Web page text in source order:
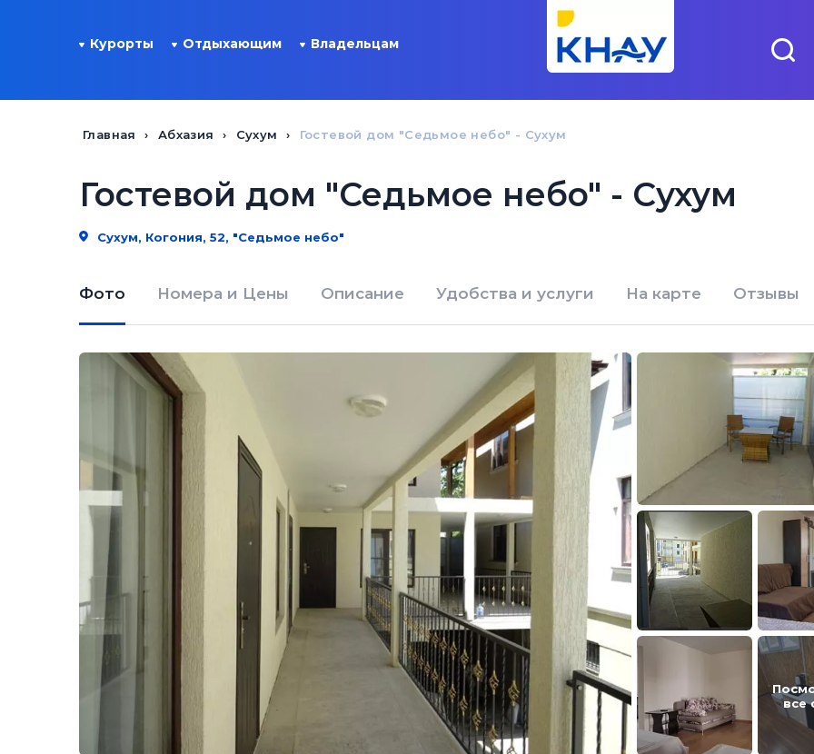
Курорты Отдыхающим Владельцам
Главная Абхазия Сухум Гостевой дом "Седьмое небо" - Сухум
Гостевой дом "Седьмое небо" - Сухум
Сухум, Когония, 52, "Седьмое небо"
Фото Номера и Цены Описание Удобства и услуги На карте Отзывы
все